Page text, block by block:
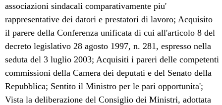
associazioni sindacali comparativamente piu'
rappresentative dei datori e prestatori di lavoro; Acquisito
il parere della Conferenza unificata di cui all'articolo 8 del
decreto legislativo 28 agosto 1997, n. 281, espresso nella
seduta del 3 luglio 2003; Acquisiti i pareri delle competenti
commissioni della Camera dei deputati e del Senato della
Repubblica; Sentito il Ministro per le pari opportunita';
Vista la deliberazione del Consiglio dei Ministri, adottata